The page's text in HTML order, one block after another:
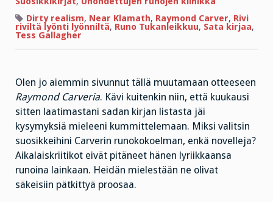
Dirty realism, Near Klamath, Raymond Carver, Rivi
riviltä lyönti lyönniltä, Runo Tukanleikkuu, Sata kirjaa,
Tess Gallagher
Olen jo aiemmin sivunnut tällä muutamaan otteeseen
Raymond Carveria. Kävi kuitenkin niin, että kuukausi
sitten laatimastani sadan kirjan listasta jäi
kysymyksiä mieleeni kummittelemaan. Miksi valitsin
suosikkeihini Carverin runokokoelman, enkä novelleja?
Aikalaiskriitikot eivät pitäneet hänen lyriikkaansa
runoina lainkaan. Heidän mielestään ne olivat
säkeisiin pätkittyä proosaa.